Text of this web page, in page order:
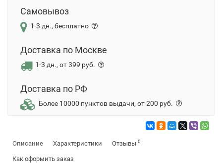
Самовывоз
1-3 дн., бесплатно
Доставка по Москве
1-3 дн., от 399 руб.
Доставка по РФ
Более 10000 пунктов выдачи, от 200 руб.
Описание Характеристики Отзывы 0
Как оформить заказ